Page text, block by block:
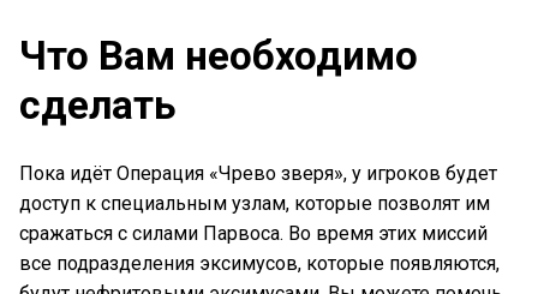
Что Вам необходимо
сделать
Пока идёт Операция «Чрево зверя», у игроков будет
доступ к специальным узлам, которые позволят им
сражаться с силами Парвоса. Во время этих миссий
все подразделения эксимусов, которые появляются,